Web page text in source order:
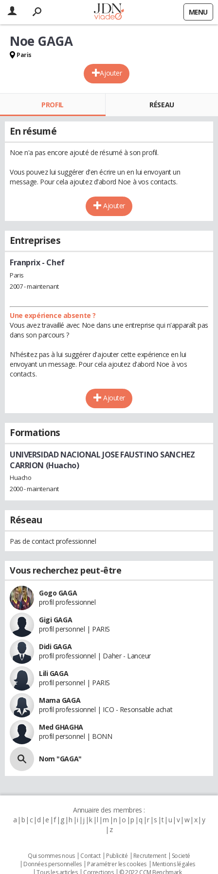
MENU
Ajouter
Noe GAGA
Paris
PROFIL RÉSEAU
En résumé
Noe n'a pas encore ajouté de résumé à son profil.
Vous pouvez lui suggérer d'en écrire un en lui envoyant un
message. Pour cela ajoutez d'abord Noe à vos contacts.
Ajouter
Entreprises
Franprix- Chef
Paris
2007 - maintenant
Une expérience absente ?
Vous avez travaillé avec Noe dans une entreprise qui n'apparaît pas
dans son parcours ?
N'hésitez pas à lui suggérer d'ajouter cette expérience en lui
envoyant un message. Pour cela ajoutez d'abord Noe à vos
contacts.
Ajouter
Formations
UNIVERSIDAD NACIONAL JOSE FAUSTINO SANCHEZ
CARRION (Huacho)
Huacho
2000 - maintenant
Réseau
Pas de contact professionnel
Vous recherchez peut-être
Gogo GAGA
profil professionnel
Gigi GAGA
profil personnel | PARIS
Didi GAGA
profil professionnel | Daher - Lanceur
Lili GAGA
profil personnel | PARIS
Mama GAGA
profil professionnel | ICO - Resonsable achat
Med GHAGHA
profil personnel | BONN
Nom "GAGA"
Annuaire des membres :
a b c d e f g h i j k l m n o p q r s t u v w x y
z
Qui sommes nous Contact Publicité Recrutement
Societé
Données personnelles
Paramétrer les cookies
Mentions légales